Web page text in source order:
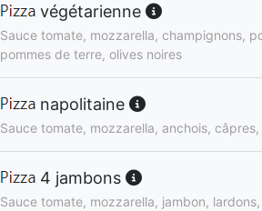
végétarienne
Sauce tomate, mozzarella, champignons,
pommes de terre, olives noires
napolitaine
Sauce tomate, mozzarella, anchois,
4 jambons
Sauce tomate, mozzarella, jambon,